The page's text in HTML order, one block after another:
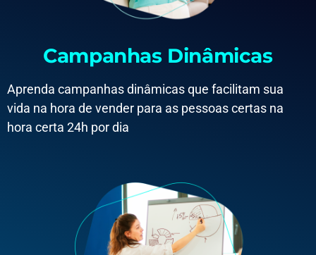
Campanhas Dinâmicas
Aprenda campanhas dinâmicas que facilitam sua
vida na hora de vender para as pessoas certas na
hora certa 24h por dia